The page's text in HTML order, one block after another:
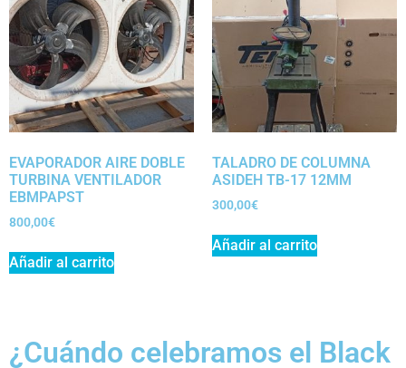
EVAPORADOR AIRE DOBLE
TURBINA VENTILADOR
EBMPAPST
800,00€
Añadir al carrito
TALADRO DE COLUMNA
ASIDEH TB-17 12MM
300,00€
Añadir al carrito
¿Cuándo celebramos el Black